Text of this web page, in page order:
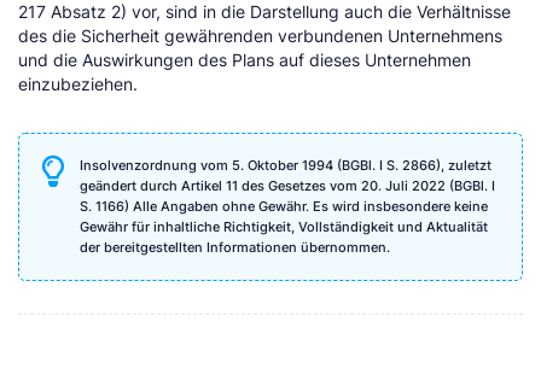
217 Absatz 2) vor, sind in die Darstellung auch die Verhältnisse
des die Sicherheit gewährenden verbundenen Unternehmens
und die Auswirkungen des Plans auf dieses Unternehmen
einzubeziehen.
Insolvenzordnung vom 5. Oktober 1994 (BGBl. I S. 2866), zuletzt
geändert durch Artikel 11 des Gesetzes vom 20. Juli 2022 (BGBl. I
S. 1166) Alle Angaben ohne Gewähr. Es wird insbesondere keine
Gewähr für inhaltliche Richtigkeit, Vollständigkeit und Aktualität
der bereitgestellten Informationen übernommen.